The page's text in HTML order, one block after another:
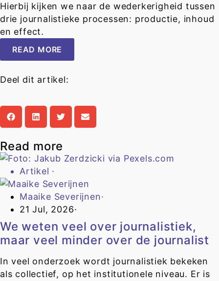
Hierbij kijken we naar de wederkerigheid tussen
drie journalistieke processen: productie, inhoud
en effect.
READ MORE
Deel dit artikel:
Read more
Artikel ·
Maaike Severijnen·
21 Jul, 2026·
We weten veel over journalistiek,
maar veel minder over de journalist
In veel onderzoek wordt journalistiek bekeken
als collectief, op het institutionele niveau. Er is